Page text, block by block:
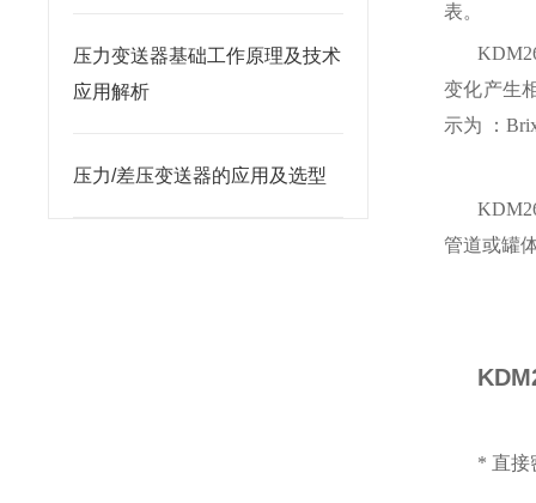
压力变送器基础工作原理及技术
应用解析
压力/差压变送器的应用及选型
表。
变化产生
示为 ：
管道或罐
* 直接